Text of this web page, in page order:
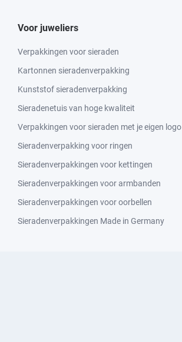
Voor juweliers
Verpakkingen voor sieraden
Kartonnen sieradenverpakking
Kunststof sieradenverpakking
Sieradenetuis van hoge kwaliteit
Verpakkingen voor sieraden met je eigen logo
Sieradenverpakking voor ringen
Sieradenverpakkingen voor kettingen
Sieradenverpakkingen voor armbanden
Sieradenverpakkingen voor oorbellen
Sieradenverpakkingen Made in Germany